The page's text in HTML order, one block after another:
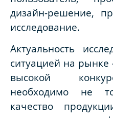
дизайн-решение,
исследование.
Актуальность
ситуацией на рынке
высокой
необходимо не
качество